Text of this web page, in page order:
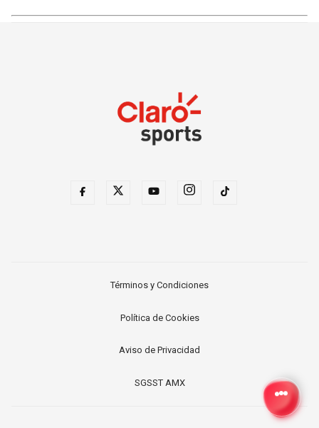
Términos y Condiciones
Política de Cookies
Aviso de Privacidad
SGSST AMX